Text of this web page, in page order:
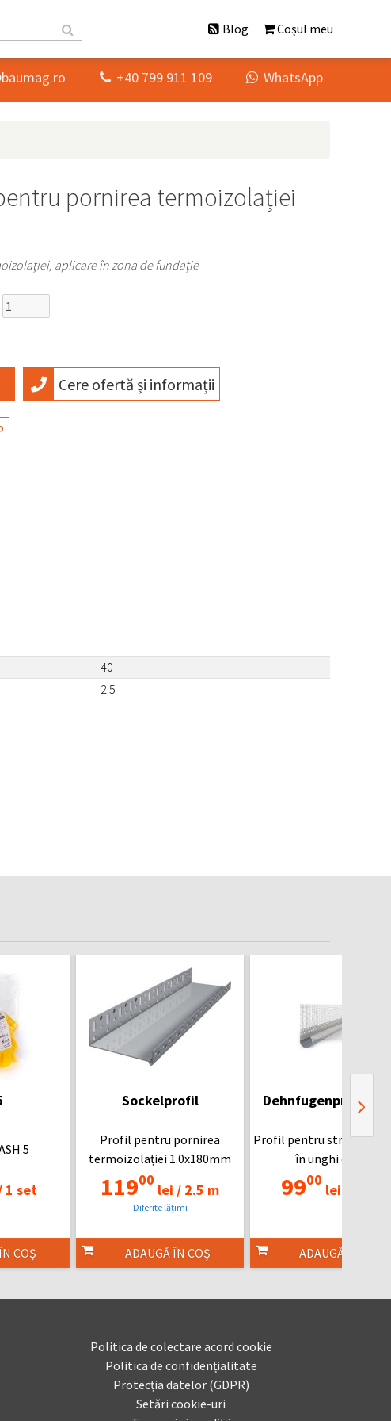
Blog Coșul meu
 +40 799 911 109  WhatsApp
pornirea termoizolației
aplicare în zona de fundație
Cere ofertă și informații
40
2.5
5
1 set
COȘ
Sockelprofil
Profil pentru pornirea
termoizolației 1.0x180mm
11900
lei / 2.5 m
Diferite lățimi
ADAUGĂ ÎN COȘ
Dehnfugenprofil
Profil pentru structuri
în unghi de 90°
9900
lei /
ADAUGĂ ÎN COȘ
Politica de colectare acord cookie
Politica de confidențialitate
Protecția datelor (GDPR)
Setări cookie-uri